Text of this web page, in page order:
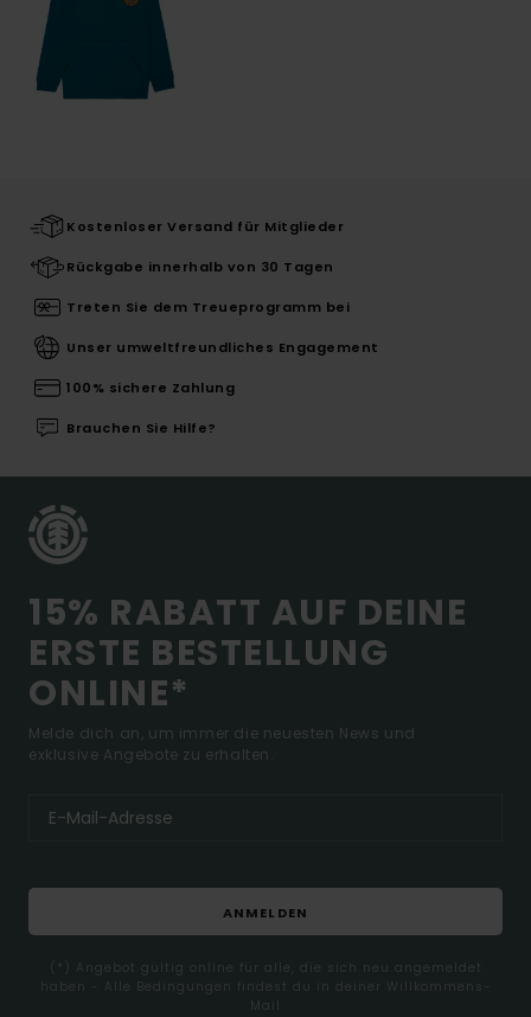
Kostenloser Versand für Mitglieder
Rückgabe innerhalb von 30 Tagen
Treten Sie dem Treueprogramm bei
Unser umweltfreundliches Engagement
100% sichere Zahlung
Brauchen Sie Hilfe?
15% RABATT AUF DEINE
ERSTE BESTELLUNG
ONLINE*
Melde dich an, um immer die neuesten News und
exklusive Angebote zu erhalten.
ANMELDEN
(*) Angebot gültig online für alle, die sich neu angemeldet
haben - Alle Bedingungen findest du in deiner Willkommens-
Mail